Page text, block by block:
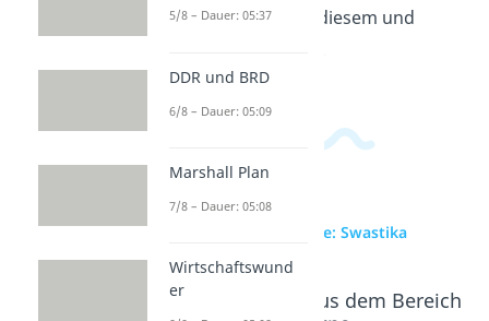
passende Videos zu diesem und
zur Videoseite: Swastika
Beliebte Inhalte aus dem Bereich
5/8 – Dauer: 05:37
DDR und BRD
6/8 – Dauer: 05:09
Marshall Plan
7/8 – Dauer: 05:08
Wirtschaftswund
er